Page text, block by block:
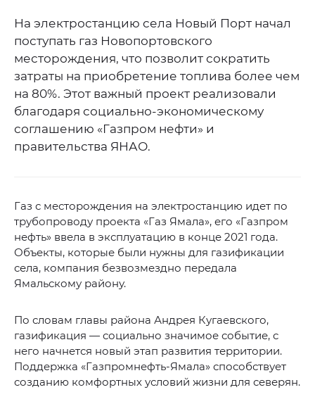
На электростанцию села Новый Порт начал
поступать газ Новопортовского
месторождения, что позволит сократить
затраты на приобретение топлива более чем
на 80%. Этот важный проект реализовали
благодаря социально-экономическому
соглашению «Газпром нефти» и
правительства ЯНАО.
Газ с месторождения на электростанцию идет по
трубопроводу проекта «Газ Ямала», его «Газпром
нефть» ввела в эксплуатацию в конце 2021 года.
Объекты, которые были нужны для газификации
села, компания безвозмездно передала
Ямальскому району.
По словам главы района Андрея Кугаевского,
газификация — социально значимое событие, с
него начнется новый этап развития территории.
Поддержка «Газпромнефть-Ямала» способствует
созданию комфортных условий жизни для северян.